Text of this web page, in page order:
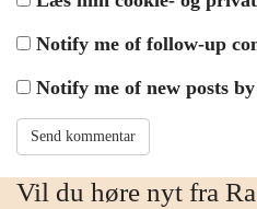
Notify me of follow-up
Notify me of new posts
Vil du høre nyt fra